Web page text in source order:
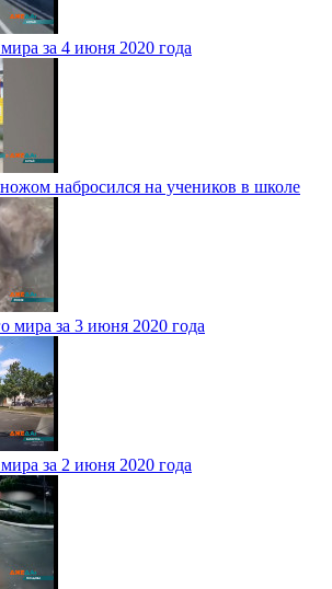
за 4 июня 2020 года
набросился на учеников в школе
мира за 3 июня 2020 года
за 2 июня 2020 года